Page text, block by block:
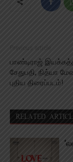
Previous article
பாண்டிராஜ்
சேதுபதி, நித்யா
புதிய திரைப்படம்!
RELATED